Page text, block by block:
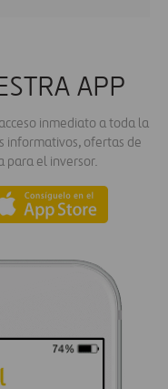
APP
inmediato a toda la
informativos, ofertas de
para el inversor.